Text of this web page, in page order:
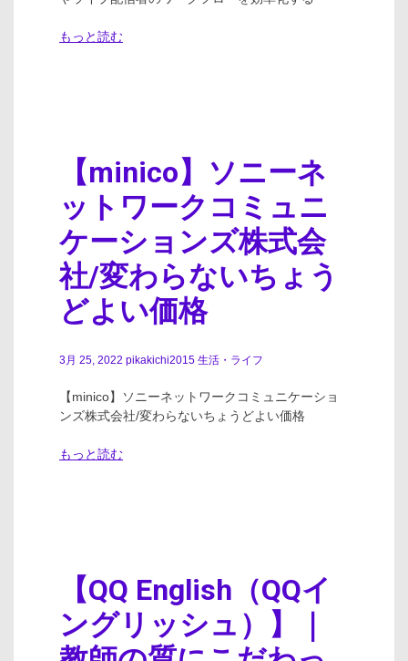
もっと読む
【minico】ソニーネ
ットワークコミュニ
ケーションズ株式会
社/変わらないちょう
どよい価格
3月 25, 2022 pikakichi2015 生活・ライフ
【minico】ソニーネットワークコミュニケーショ
ンズ株式会社/変わらないちょうどよい価格
もっと読む
【QQ English（QQイ
ングリッシュ）】｜